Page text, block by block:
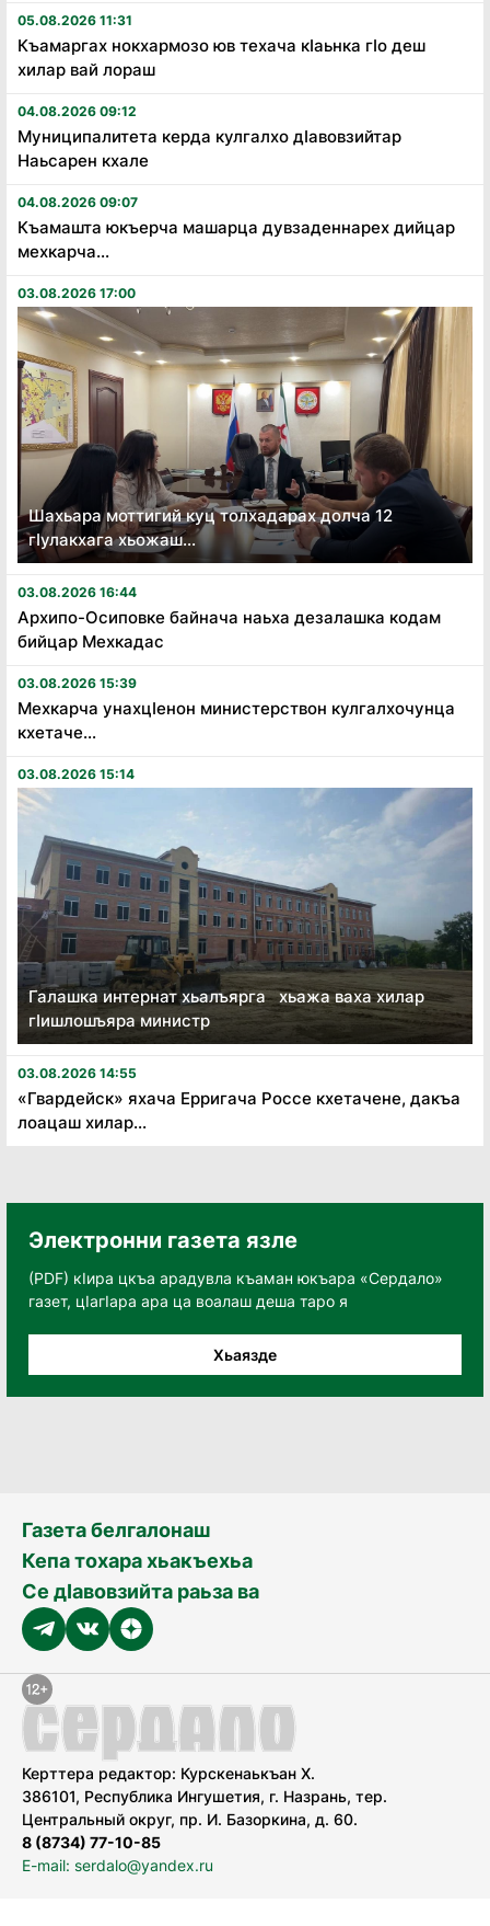
05.08.2026 11:31
Къамаргах нокхармозо юв техача кӏаьнка гӏо деш
хилар вай лораш
04.08.2026 09:12
Муниципалитета керда кулгалхо дӏавовзийтар
Наьсарен кхале
04.08.2026 09:07
Къамашта юкъерча машарца дувзаденнарех дийцар
мехкарча...
03.08.2026 17:00
Шахьара моттигий куц толхадарах долча 12
гӏулакхага хьожаш...
03.08.2026 16:44
Архипо-Осиповке байнача наьха дезалашка кодам
бийцар Мехкадас
03.08.2026 15:39
Мехкарча унахцӏенон министерствон кулгалхочунца
кхетаче...
03.08.2026 15:14
Галашка интернат хьалъярга хьажа ваха хилар
гӏишлошъяра министр
03.08.2026 14:55
«Гвардейск» яхача Ерригача Россе кхетачене, дакъа
лоацаш хилар...
Электронни газета язле
(PDF) кӀира цкъа арадувла къаман юкъара «Сердало»
газет, цӀагӀара ара ца воалаш деша таро я
Хьаязде
Газета белгалонаш
Кепа тохара хьакъехьа
Се дӀавовзийта раьза ва
Керттера редактор: Курскенаькъан Х.
386101, Республика Ингушетия, г. Назрань, тер.
Центральный округ, пр. И. Базоркина, д. 60.
8 (8734) 77-10-85
E-mail: serdalo@yandex.ru